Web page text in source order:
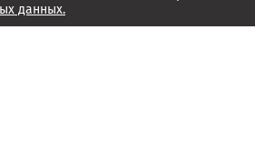
данных.